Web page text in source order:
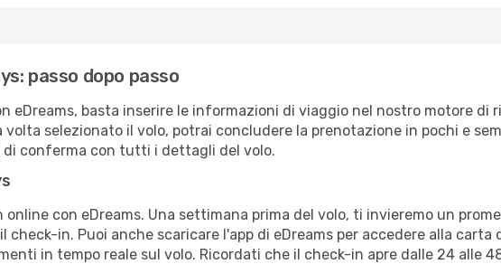
passo dopo passo
eDreams, basta inserire le informazioni di viaggio nel nostro motore di
selezionato il volo, potrai concludere la prenotazione in pochi e
conferma con tutti i dettagli del volo.
con eDreams. Una settimana prima del volo, ti invieremo un
check-in. Puoi anche scaricare l'app di eDreams per accedere alla
in tempo reale sul volo. Ricordati che il check-in apre dalle 24 alle